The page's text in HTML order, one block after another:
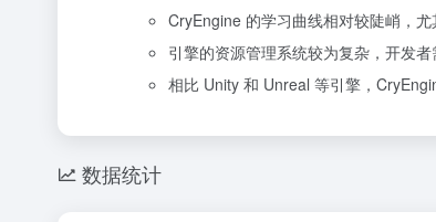
CryEngine 的学习曲线相对较陡峭，
引擎的资源管理系统较为复杂，开发
相比 Unity 和 Unreal 等引擎，
数据统计